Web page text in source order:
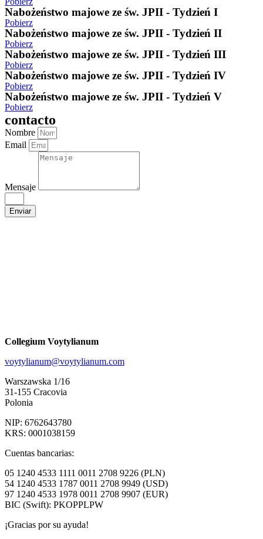
Nabożeństwo majowe ze św. JPII - Tydzień I
Pobierz
Nabożeństwo majowe ze św. JPII - Tydzień II
Pobierz
Nabożeństwo majowe ze św. JPII - Tydzień III
Pobierz
Nabożeństwo majowe ze św. JPII - Tydzień IV
Pobierz
Nabożeństwo majowe ze św. JPII - Tydzień V
Pobierz
contacto
Nombre
Email
Mensaje
Enviar
Collegium Voytylianum
voytylianum@voytylianum.com
Warszawska 1/16
31-155 Cracovia
Polonia
NIP: 6762643780
KRS: 0001038159
Cuentas bancarias:
05 1240 4533 1111 0011 2708 9226 (PLN)
54 1240 4533 1787 0011 2708 9949 (USD)
97 1240 4533 1978 0011 2708 9907 (EUR)
BIC (Swift): PKOPPLPW
¡Gracias por su ayuda!